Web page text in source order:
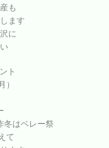
も
ます
に
ト
冬はベレー祭
て